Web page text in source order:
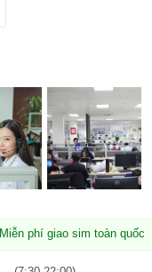
Miễn phí giao sim toàn quốc